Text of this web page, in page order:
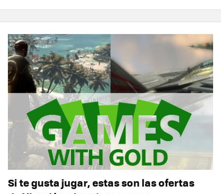
Si te gusta jugar, estas son las ofertas